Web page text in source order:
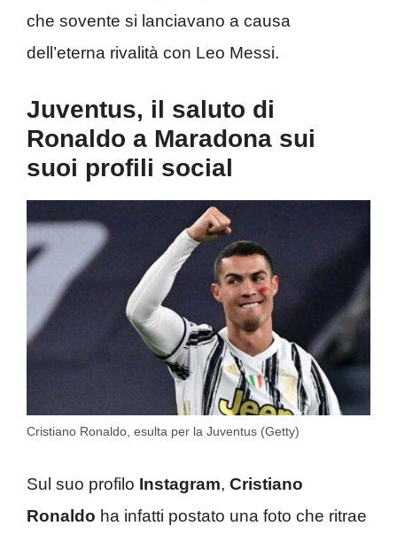
che sovente si lanciavano a causa
dell’eterna rivalità con Leo Messi.
Juventus, il saluto di
Ronaldo a Maradona sui
suoi profili social
Cristiano Ronaldo, esulta per la Juventus (Getty)
Sul suo profilo Instagram, Cristiano
Ronaldo ha infatti postato una foto che ritrae